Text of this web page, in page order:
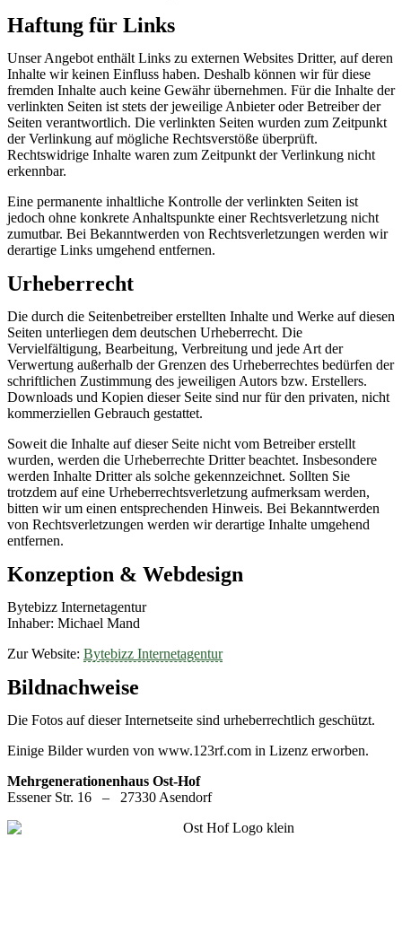
Haftung für Links
Unser Angebot enthält Links zu externen Websites Dritter, auf deren
Inhalte wir keinen Einfluss haben. Deshalb können wir für diese
fremden Inhalte auch keine Gewähr übernehmen. Für die Inhalte der
verlinkten Seiten ist stets der jeweilige Anbieter oder Betreiber der
Seiten verantwortlich. Die verlinkten Seiten wurden zum Zeitpunkt
der Verlinkung auf mögliche Rechtsverstöße überprüft.
Rechtswidrige Inhalte waren zum Zeitpunkt der Verlinkung nicht
erkennbar.
Eine permanente inhaltliche Kontrolle der verlinkten Seiten ist
jedoch ohne konkrete Anhaltspunkte einer Rechtsverletzung nicht
zumutbar. Bei Bekanntwerden von Rechtsverletzungen werden wir
derartige Links umgehend entfernen.
Urheberrecht
Die durch die Seitenbetreiber erstellten Inhalte und Werke auf diesen
Seiten unterliegen dem deutschen Urheberrecht. Die
Vervielfältigung, Bearbeitung, Verbreitung und jede Art der
Verwertung außerhalb der Grenzen des Urheberrechtes bedürfen der
schriftlichen Zustimmung des jeweiligen Autors bzw. Erstellers.
Downloads und Kopien dieser Seite sind nur für den privaten, nicht
kommerziellen Gebrauch gestattet.
Soweit die Inhalte auf dieser Seite nicht vom Betreiber erstellt
wurden, werden die Urheberrechte Dritter beachtet. Insbesondere
werden Inhalte Dritter als solche gekennzeichnet. Sollten Sie
trotzdem auf eine Urheberrechtsverletzung aufmerksam werden,
bitten wir um einen entsprechenden Hinweis. Bei Bekanntwerden
von Rechtsverletzungen werden wir derartige Inhalte umgehend
entfernen.
Konzeption & Webdesign
Bytebizz Internetagentur
Inhaber: Michael Mand
Zur Website: Bytebizz Internetagentur
Bildnachweise
Die Fotos auf dieser Internetseite sind urheberrechtlich geschützt.
Einige Bilder wurden von www.123rf.com in Lizenz erworben.
Mehrgenerationenhaus Ost-Hof
Essener Str. 16 – 27330 Asendorf